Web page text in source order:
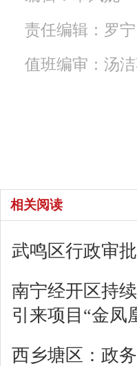
责任编辑：罗宁
值班编审：汤
相关阅读
武鸣区行政审
南宁经开区持
引来项目“金凤
西乡塘区：政